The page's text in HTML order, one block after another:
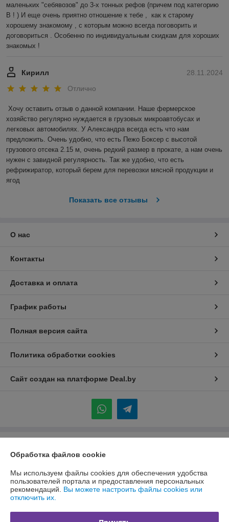
маленьких "себявозов" до 3-х тонных рефов (причем под категорию
В ! ) И еще очень приятно отношение к тебе ,  как к старому
хорошему знакомому , с которым можно всегда поговорить и
договориться . Особенно по индивидуальным скидкам для хороших
знакомых !
28.11.2024
Кирилл
Отлично
Хочу оставить отзыв о данной компании. Наше фермерское
хозяйство регулярно нуждается в грузовых микроавтобусах и
легковых автомобилях. У Александра всегда есть что нам
предложить. Очень удобно, что есть Пежо Боксер с высотой
грузового отсека 2.15 м, очень редкий размер в прокате, а нам очень
нужен с завидной регулярность. Так же удобно, что есть
рефрижиратор, который берем для перевозки мясной продукции и
ягод
Показать все отзывы
О нас
Контакты
Доставка и оплата
График работы
Полная версия сайта
Политика обработки cookies
Сайт создан на платформе Deal.by
Иванович
г. Минск, ул. Солтыса, 36 кв 101
Регистрационный номер ЕГР: 192311004
УНП: 192311004
Обработка файлов cookie
Мы используем файлы cookies для обеспечения удобства
пользователей портала и предоставления персональных
рекомендаций. Вы можете настроить файлы cookies или
отключить их.